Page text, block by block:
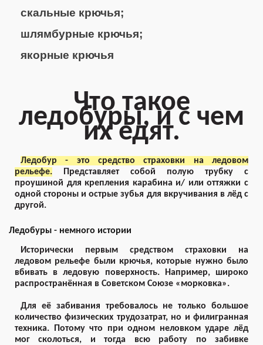
скальные крючья;
шлямбурные крючья;
якорные крючья
Что такое
ледобуры, и с чем
их едят.
Ледобур - это средство страховки на ледовом
рельефе. Представляет собой полую трубку с
проушиной для крепления карабина и/ или оттяжки с
одной стороны и острые зубья для вкручивания в лёд с
другой.
Ледобуры - немного истории
Исторически первым средством страховки на
ледовом рельефе были крючья, которые нужно было
вбивать в ледовую поверхность. Например, широко
распространённая в Советском Союзе «морковка».
Для её забивания требовалось не только большое
количество физических трудозатрат, но и филигранная
техника. Потому что при одном неловком ударе лёд
мог сколоться, и тогда всю работу по забивке